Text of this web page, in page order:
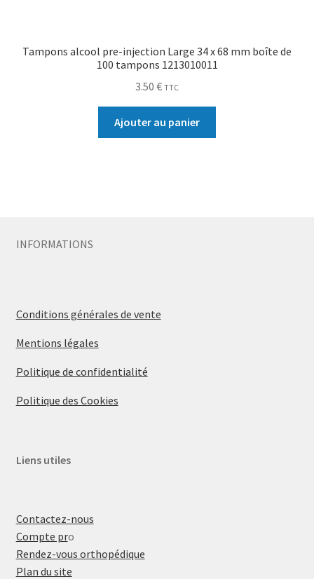
Tampons alcool pre-injection Large 34 x 68 mm boîte de
100 tampons 1213010011
3.50 € TTC
Ajouter au panier
INFORMATIONS
Conditions générales de vente
Mentions légales
Politique de confidentialité
Politique des Cookies
Liens utiles
Contactez-nous
Compte pro
Rendez-vous orthopédique
Plan du site